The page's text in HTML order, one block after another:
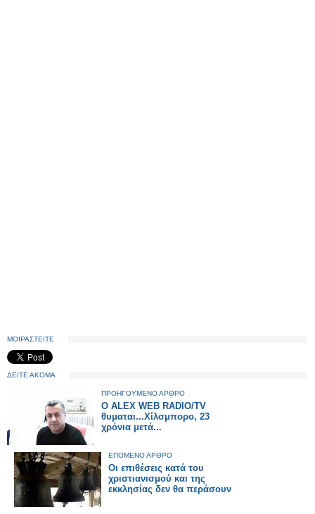
ΜΟΙΡΑΣΤΕΙΤΕ
ΔΕΙΤΕ ΑΚΟΜΑ
ΠΡΟΗΓΟΥΜΕΝΟ ΑΡΘΡΟ
O ALEX WEB RADIO/TV
θυμαται...Χίλσμπορο, 23
χρόνια μετά...
ΕΠΟΜΕΝΟ ΑΡΘΡΟ
Οι επιθέσεις κατά του
χριστιανισμού και της
εκκλησίας δεν θα περάσουν